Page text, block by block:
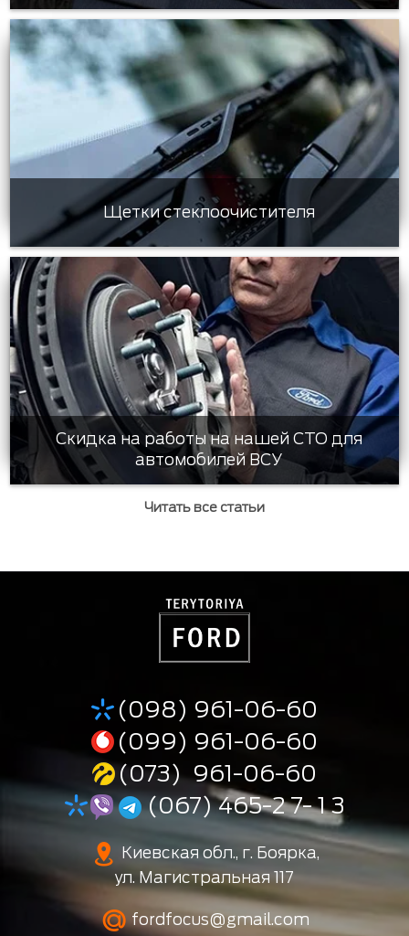
Щетки стеклоочистителя
Скидка на работы на нашей СТО для
автомобилей ВСУ
Читать все статьи
(098) 961-06-60
(099) 961-06-60
(073) 961-06-60
(067) 465-2 7- 1 3
Киевская обл., г. Боярка,
ул. Магистральная 117
fordfocus@gmail.com